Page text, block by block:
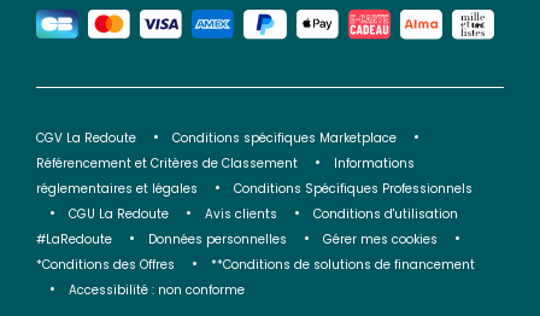
CGV La Redoute
Conditions spécifiques Marketplace
Référencement et Critères de Classement
Informations
réglementaires et légales
Conditions Spécifiques Professionnels
CGU La Redoute
Avis clients
Conditions d'utilisation
#LaRedoute
Données personnelles
Gérer mes cookies
*Conditions des Offres
**Conditions de solutions de financement
Accessibilité : non conforme